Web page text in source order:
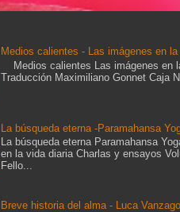
Medios calientes - Las imágenes en
Medios calientes Las imágenes en
Traducción Maximiliano Gonnet Caja
La búsqueda eterna -Paramahansa
La búsqueda eterna Paramahansa
en la vida diaria Charlas y ensayos
Fello...
Breve historia del alma - Luca Vanzago